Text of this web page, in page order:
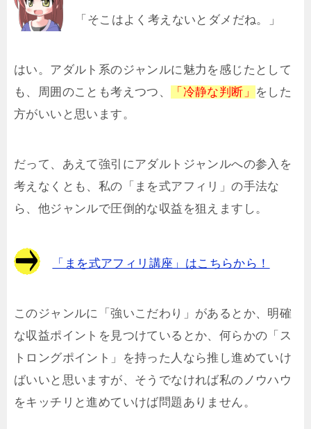
「そこはよく考えないとダメだね。」
はい。アダルト系のジャンルに魅力を感じたとして
も、周囲のことも考えつつ、
「冷静な判断」
をした
方がいいと思います。
だって、あえて強引にアダルトジャンルへの参入を
考えなくとも、私の「まを式アフィリ」の手法な
ら、他ジャンルで圧倒的な収益を狙えますし。
「まを式アフィリ講座」はこちらから！
このジャンルに「強いこだわり」があるとか、明確
な収益ポイントを見つけているとか、何らかの「ス
トロングポイント」を持った人なら推し進めていけ
ばいいと思いますが、そうでなければ私のノウハウ
をキッチリと進めていけば問題ありません。